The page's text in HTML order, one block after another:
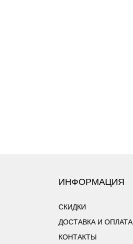
ИНФОРМАЦИЯ
СКИДКИ
ДОСТАВКА И ОПЛАТА
КОНТАКТЫ